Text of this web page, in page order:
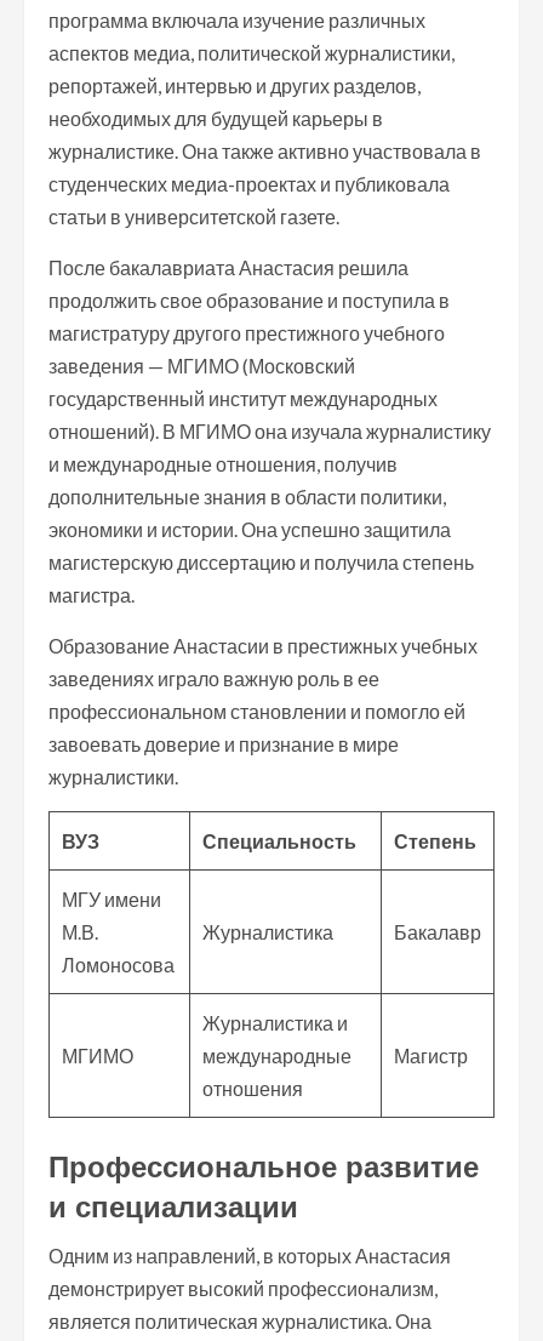
программа включала изучение различных
аспектов медиа, политической журналистики,
репортажей, интервью и других разделов,
необходимых для будущей карьеры в
журналистике. Она также активно участвовала в
студенческих медиа-проектах и публиковала
статьи в университетской газете.
После бакалавриата Анастасия решила
продолжить свое образование и поступила в
магистратуру другого престижного учебного
заведения — МГИМО (Московский
государственный институт международных
отношений). В МГИМО она изучала журналистику
и международные отношения, получив
дополнительные знания в области политики,
экономики и истории. Она успешно защитила
магистерскую диссертацию и получила степень
магистра.
Образование Анастасии в престижных учебных
заведениях играло важную роль в ее
профессиональном становлении и помогло ей
завоевать доверие и признание в мире
журналистики.
ВУЗ Специальность Степень
МГУ имени
М.В.
Ломоносова
Журналистика Бакалавр
МГИМО
Журналистика и
международные
отношения
Магистр
Профессиональное развитие
и специализации
Одним из направлений, в которых Анастасия
демонстрирует высокий профессионализм,
является политическая журналистика. Она